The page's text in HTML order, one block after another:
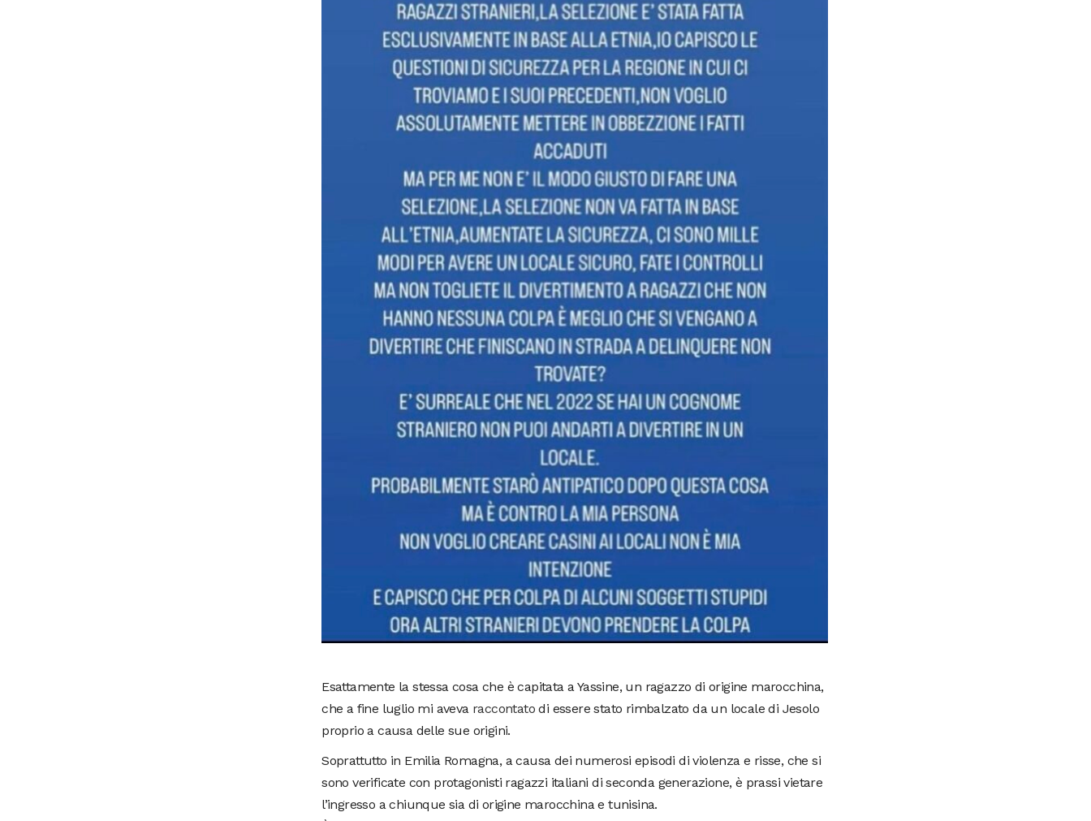
Esattamente la stessa cosa che è capitata a Yassine, un ragazzo di origine marocchina,
che a fine luglio mi aveva raccontato di essere stato rimbalzato da un locale di Jesolo
proprio a causa delle sue origini.
Soprattutto in Emilia Romagna, a causa dei numerosi episodi di violenza e risse, che si
sono verificate con protagonisti ragazzi italiani di seconda generazione, è prassi vietare
l’ingresso a chiunque sia di origine marocchina e tunisina.